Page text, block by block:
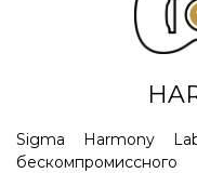
Sigma Harmony